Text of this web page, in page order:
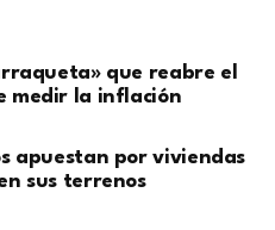
que reabre el
medir la inflación
apuestan por viviendas
sus terrenos